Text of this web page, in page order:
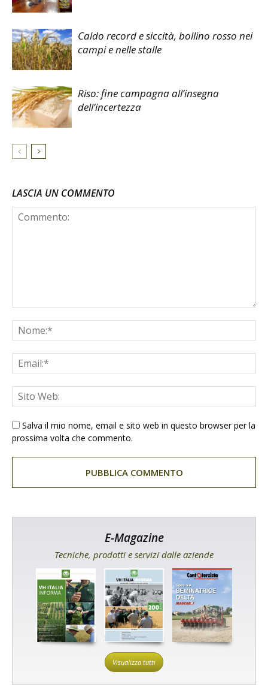
Caldo record e siccità, bollino rosso nei
campi e nelle stalle
Riso: fine campagna all’insegna
dell’incertezza
LASCIA UN COMMENTO
Salva il mio nome, email e sito web in questo browser per la
prossima volta che commento.
E-Magazine
Tecniche, prodotti e servizi dalle aziende
Visualizza tutti